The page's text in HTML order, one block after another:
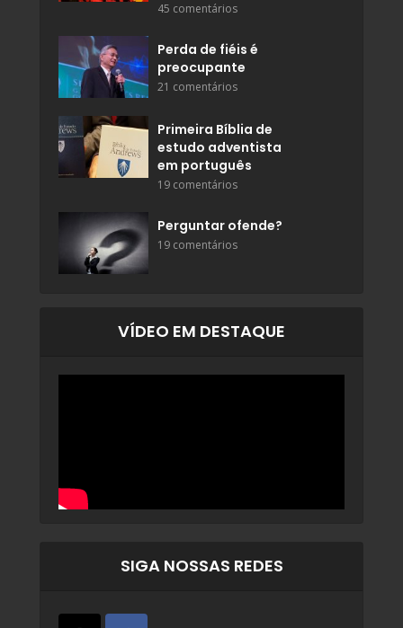
45 comentários
Perda de fiéis é
preocupante
21 comentários
Primeira Bíblia de
estudo adventista
em português
19 comentários
Perguntar ofende?
19 comentários
VÍDEO EM DESTAQUE
SIGA NOSSAS REDES